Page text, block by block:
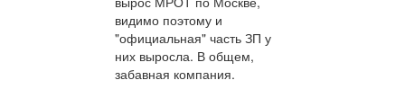
видимо поэтому и
"официальная" часть ЗП у
них выросла. В общем,
забавная компания.